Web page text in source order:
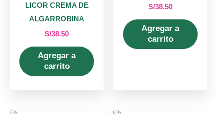
LICOR CREMA DE
ALGARROBINA
S/38.50
Agregar a
carrito
S/38.50
Agregar a
carrito